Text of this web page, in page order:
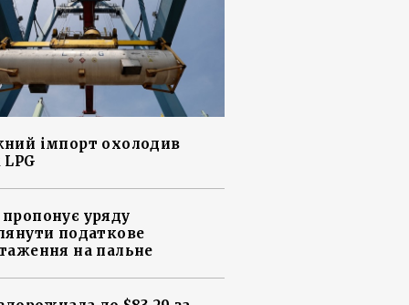
імпорт охолодив
уряду
податкове
на пальне